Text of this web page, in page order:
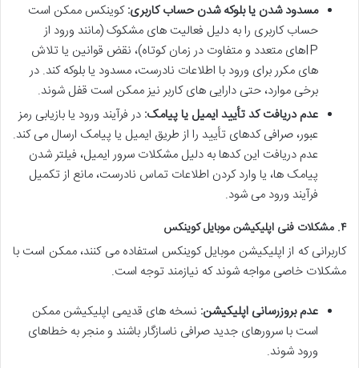
مسدود شدن یا بلوکه شدن حساب کاربری:کوینکس ممکن است
حساب کاربری را به دلیل فعالیت های مشکوک (مانند ورود از
IPهای متعدد و متفاوت در زمان کوتاه)، نقض قوانین یا تلاش
های مکرر برای ورود با اطلاعات نادرست، مسدود یا بلوکه کند. در
برخی موارد، حتی دارایی های کاربر نیز ممکن است قفل شوند.
عدم دریافت کد تأیید ایمیل یا پیامک: در فرآیند ورود یا بازیابی رمز
عبور، صرافی کدهای تأیید را از طریق ایمیل یا پیامک ارسال می کند.
عدم دریافت این کدها به دلیل مشکلات سرور ایمیل، فیلتر شدن
پیامک ها، یا وارد کردن اطلاعات تماس نادرست، مانع از تکمیل
فرآیند ورود می شود.
۴. مشکلات فنی اپلیکیشن موبایل کوینکس
کاربرانی که از اپلیکیشن موبایل کوینکس استفاده می کنند، ممکن است با
مشکلات خاصی مواجه شوند که نیازمند توجه است.
عدم بروزرسانی اپلیکیشن: نسخه های قدیمی اپلیکیشن ممکن
است با سرورهای جدید صرافی ناسازگار باشند و منجر به خطاهای
ورود شوند.